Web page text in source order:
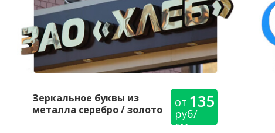
Зеркальное буквы из
металла серебро / золото
от
руб/
см
135